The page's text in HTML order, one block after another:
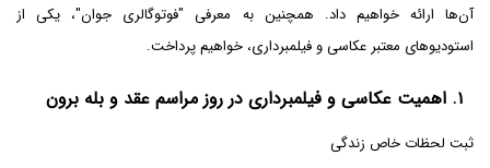
آن‌ها ارائه خواهیم داد. همچنین به معرفی "فوتوگالری جوان"، یکی از
استودیوهای معتبر عکاسی و فیلمبرداری، خواهیم پرداخت.
۱. اهمیت عکاسی و فیلمبرداری در روز مراسم عقد و بله برون
ثبت لحظات خاص زندگی